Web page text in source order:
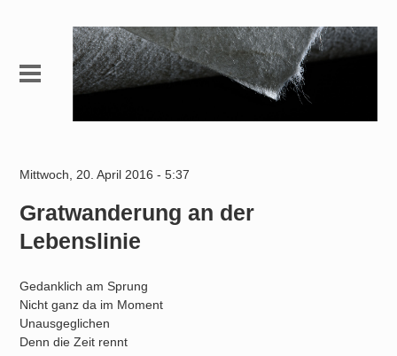
Mittwoch, 20. April 2016 - 5:37
Gratwanderung an der
Lebenslinie
Gedanklich am Sprung
Nicht ganz da im Moment
Unausgeglichen
Denn die Zeit rennt